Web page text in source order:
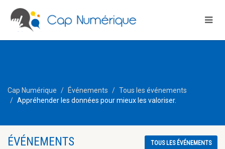
Cap Numérique Événements
Tous les événements
Appréhender les données pour mieux les valoriser.
ÉVÉNEMENTS TOUS LES ÉVÉNEMENTS